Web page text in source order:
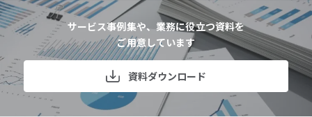
サービス事例集や、業務に役立つ資料を
ご用意しています
資料ダウンロード